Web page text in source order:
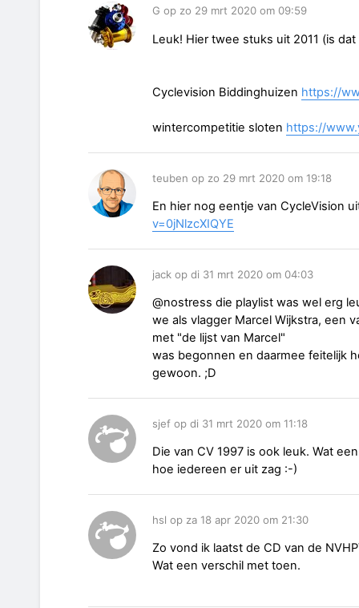
G op zo 29 mrt 2020 om 09:59
Leuk! Hier twee stuks uit 2011 (is dat
Cyclevision Biddinghuizen https://
wintercompetitie sloten https://
teuben op zo 29 mrt 2020 om 19:18
En hier nog eentje van CycleVision
v=0jNlzcXIQYE
jack op di 31 mrt 2020 om 04:03
@nostress die playlist was wel erg
we als vlagger Marcel Wijkstra, een
met "de lijst van Marcel"
was begonnen en daarmee feitelijk
gewoon. ;D
sjef op di 31 mrt 2020 om 11:18
Die van CV 1997 is ook leuk. Wat
hoe iedereen er uit zag :-)
hsl op za 18 apr 2020 om 21:30
Zo vond ik laatst de CD van de
Wat een verschil met toen.